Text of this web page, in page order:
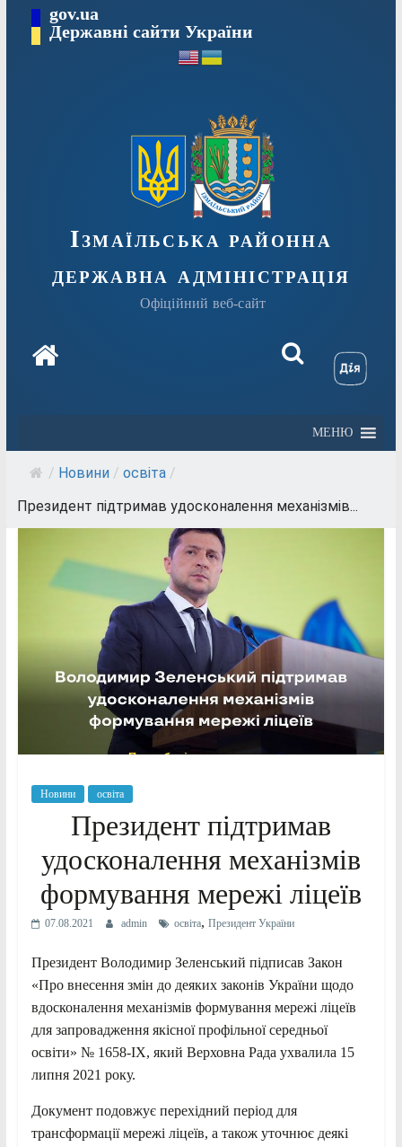
вмісту
gov.ua
Державні сайти України
Ізмаїльська районна
державна адміністрація
Офіційний веб-сайт
МЕНЮ
/ Новини / освіта /
Президент підтримав удосконалення механізмів...
Новини освіта
Президент підтримав
удосконалення механізмів
формування мережі ліцеїв
07.08.2021 admin освіта, Президент України
Президент Володимир Зеленський підписав Закон
«Про внесення змін до деяких законів України щодо
вдосконалення механізмів формування мережі ліцеїв
для запровадження якісної профільної середньої
освіти» № 1658-ІХ, який Верховна Рада ухвалила 15
липня 2021 року.
Документ подовжує перехідний період для
трансформації мережі ліцеїв, а також уточнює деякі